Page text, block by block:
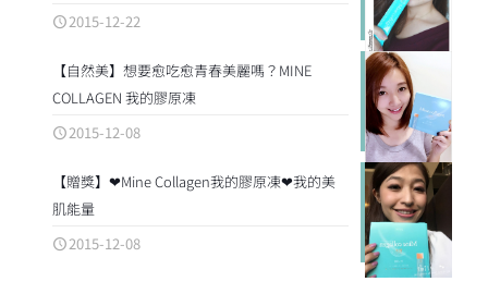
2015-12-22
【自然美】想要愈吃愈青春美麗嗎？MINE
COLLAGEN 我的膠原凍
2015-12-08
【贈獎】❤Mine Collagen我的膠原凍❤我的美
肌能量
2015-12-08